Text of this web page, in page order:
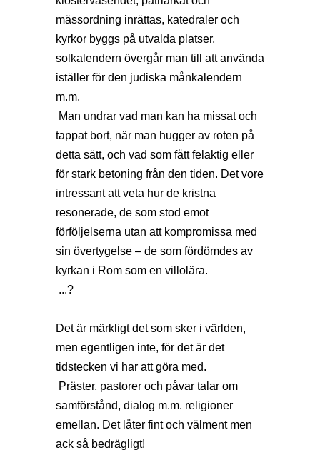
mässordning inrättas, katedraler och
kyrkor byggs på utvalda platser,
solkalendern övergår man till att använda
iställer för den judiska månkalendern
m.m.
Man undrar vad man kan ha missat och
tappat bort, när man hugger av roten på
detta sätt, och vad som fått felaktig eller
för stark betoning från den tiden. Det vore
intressant att veta hur de kristna
resonerade, de som stod emot
förföljelserna utan att kompromissa med
sin övertygelse – de som fördömdes av
kyrkan i Rom som en villolära.
...?
Det är märkligt det som sker i världen,
men egentligen inte, för det är det
tidstecken vi har att göra med.
Präster, pastorer och påvar talar om
samförstånd, dialog m.m. religioner
emellan. Det låter fint och välment men
ack så bedrägligt!